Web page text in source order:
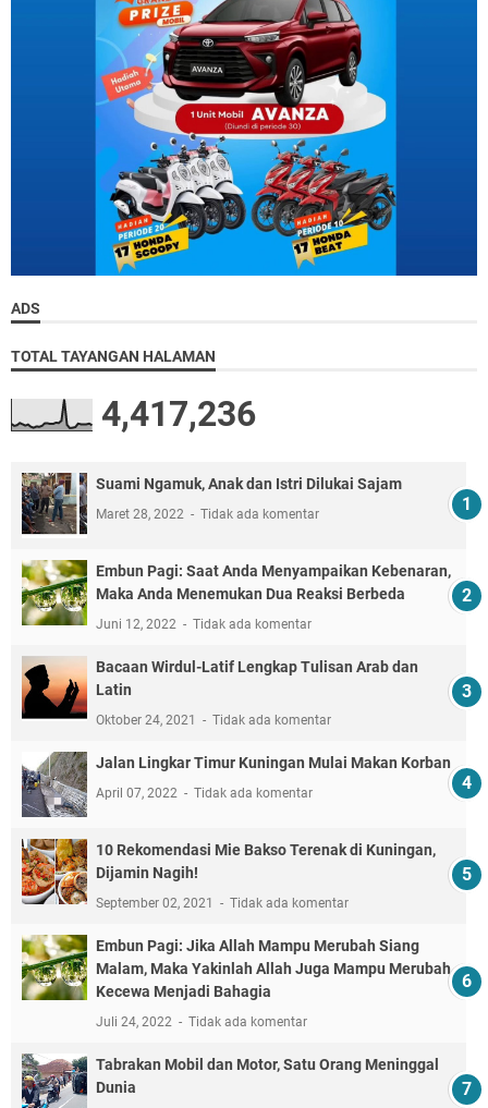
ADS
TOTAL TAYANGAN HALAMAN
4,417,236
Suami Ngamuk, Anak dan Istri Dilukai Sajam
Maret 28, 2022 Tidak ada komentar
Embun Pagi: Saat Anda Menyampaikan Kebenaran,
Maka Anda Menemukan Dua Reaksi Berbeda
Juni 12, 2022 Tidak ada komentar
Bacaan Wirdul-Latif Lengkap Tulisan Arab dan
Latin
Oktober 24, 2021 Tidak ada komentar
Jalan Lingkar Timur Kuningan Mulai Makan Korban
April 07, 2022 Tidak ada komentar
10 Rekomendasi Mie Bakso Terenak di Kuningan,
Dijamin Nagih!
September 02, 2021 Tidak ada komentar
Embun Pagi: Jika Allah Mampu Merubah Siang
Malam, Maka Yakinlah Allah Juga Mampu Merubah
Kecewa Menjadi Bahagia
Juli 24, 2022 Tidak ada komentar
Tabrakan Mobil dan Motor, Satu Orang Meninggal
Dunia